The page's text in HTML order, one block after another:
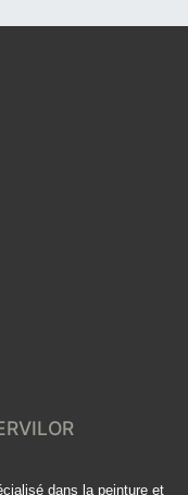
dans la peinture et